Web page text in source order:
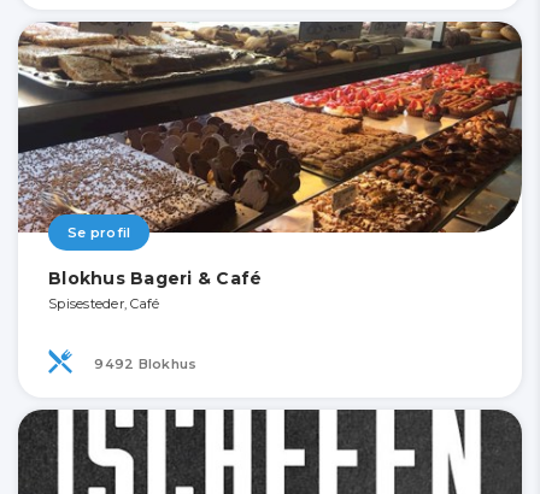
Se profil
Blokhus Bageri & Café
Spisesteder, Café
9492 Blokhus